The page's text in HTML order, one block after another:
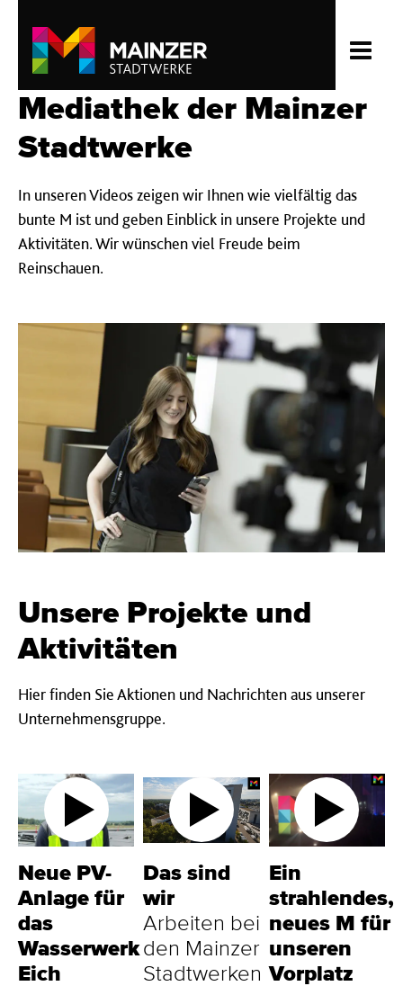
Mediathek der Mainzer
Stadtwerke
In unseren Videos zeigen wir Ihnen wie vielfältig das
bunte M ist und geben Einblick in unsere Projekte und
Aktivitäten. Wir wünschen viel Freude beim
Reinschauen.
Unsere Projekte und
Aktivitäten
Hier finden Sie Aktionen und Nachrichten aus unserer
Unternehmensgruppe.
Neue PV-
Anlage für
das
Wasserwerk
Eich
Das sind
wir
Arbeiten bei
den Mainzer
Stadtwerken
Ein
strahlendes,
neues M für
unseren
Vorplatz